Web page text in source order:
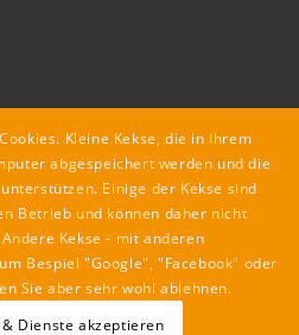
Kleine Kekse, die in Ihrem
abgespeichert werden und die
Einige der Kekse sind
Betrieb und können daher nicht
Kekse - mit anderen
Bespiel "Google", "Facebook" oder
Sie aber sehr wohl ablehnen.
Dienste akzeptieren